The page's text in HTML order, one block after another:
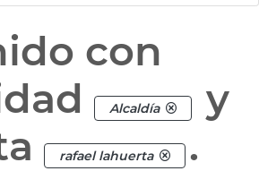
con
Alcaldía
y
rafael lahuerta .